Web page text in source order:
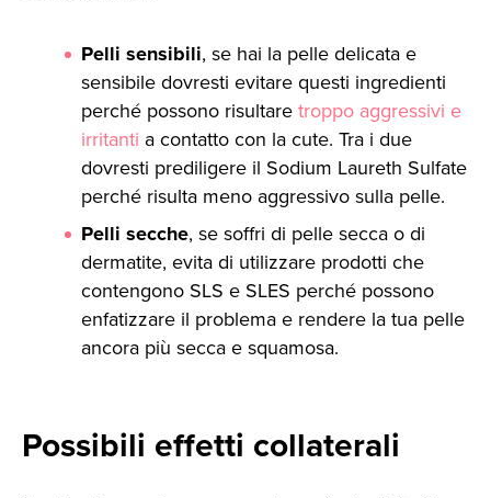
Pelli sensibili, se hai la pelle delicata e
sensibile dovresti evitare questi ingredienti
perché possono risultaretroppo aggressivi e
irritanti a contatto con la cute. Tra i due
dovresti prediligere il Sodium Laureth Sulfate
perché risulta meno aggressivo sulla pelle.
Pelli secche, se soffri di pelle secca o di
dermatite, evita di utilizzare prodotti che
contengono SLS e SLES perché possono
enfatizzare il problema e rendere la tua pelle
ancora più secca e squamosa.
Possibili effetti collaterali